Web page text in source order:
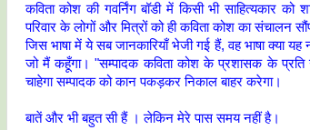
कविता कोश की गवर्निंग बॉडी में किसी भी साहित्यकार
परिवार के लोगों और मित्रों को ही कविता कोश का संचालन
जिस भाषा में ये सब जानकारियाँ भेजी गई हैं, वह भाषा क्या
जो मैं कहूँगा। "सम्पादक कविता कोश के प्रशासक के प्रति
चाहेगा सम्पादक को कान पकड़कर निकाल बाहर करेगा।
बातें और भी बहुत सी हैं । लेकिन मेरे पास समय नहीं है।